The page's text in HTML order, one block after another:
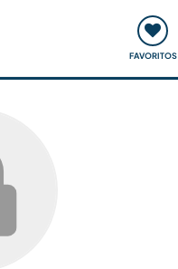
FAVORITOS
Viajar y aprender